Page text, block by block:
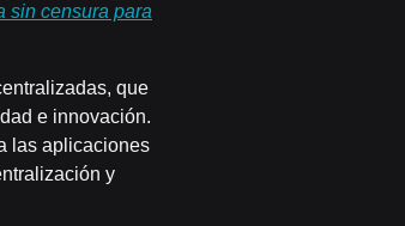
sin censura para
que
e innovación.
las aplicaciones
y